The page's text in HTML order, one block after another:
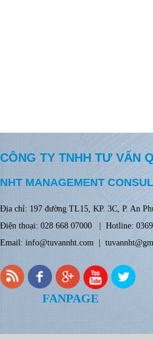
CÔNG TY TNHH TƯ VẤN
NHT MANAGEMENT
Địa chỉ: 197 đường TL15, KP. 3C, P. An
Điện thoại: 028 668 07000 | Hotline:
Email: info@tuvannht.com |
FANPAGE